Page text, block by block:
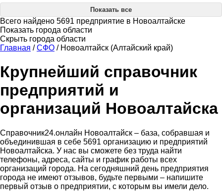
Показать все
Всего найдено 5691 предприятие в Новоалтайске
Показать города области
Скрыть города области
Главная / СФО / Новоалтайск (Алтайский край)
Крупнейший справочник
предприятий и
организаций Новоалтайска
Справочник24.онлайн Новоалтайск – база, собравшая и
объединившая в себе 5691 организацию и предприятий
Новоалтайска. У нас вы сможете без труда найти
телефоны, адреса, сайты и график работы всех
организаций города. На сегодняшний день предприятия
города не имеют отзывов, будьте первыми – напишите
первый отзыв о предприятии, с которым вы имели дело.